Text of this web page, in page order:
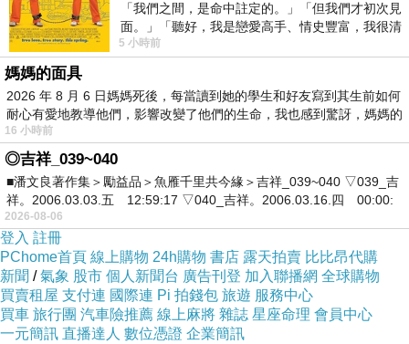
會讓人‥「等一小時」吧？
=====================================
=======================
※舊文整修，首舖於「新聞台」。2026.06.21.日
00:00:01
◎潘文良《魚雁千里共今緣》于立恩_003。
2005.02.24.四 23:09:43
https://mypaper.pchome.com.tw/avun01/post/138
5025715
※佈告於臉書。
※內存於：我的網站/01/B/B8/B8/B8x/001-
myw_01.htm
■標籤：#哈囉 #仔細 #文章 #現實 #題材 #生動 #懸
「我們之間，是命中註定的。」「但我們才初次見
面。」「聽好，我是戀愛高手、情史豐富，我很清
楚這種感覺，你我之間的那種感覺，現
5 小時前
媽媽的面具
2026 年 8 月 6 日媽媽死後，每當讀到她的學生和好友寫到其生前如何
耐心有愛地教導他們，影響改變了他們的生命，我也感到驚訝，媽媽的
16 小時前
◎吉祥_039~040
■潘文良著作集＞勵益品＞魚雁千里共今緣＞吉祥_039~040 ▽039_吉
祥。2006.03.03.五 12:59:17 ▽040_吉祥。2006.03.16.四 00:00:
2026-08-06
登入 註冊
PChome首頁 線上購物 24h購物 書店 露天拍賣 比比昂代購
新聞 /氣象 股市 個人新聞台 廣告刊登 加入聯播網 全球購物
買賣租屋 支付連 國際連 Pi 拍錢包 旅遊 服務中心
買車 旅行團 汽車險推薦 線上麻將 雜誌 星座命理 會員中心
一元簡訊 直播達人 數位憑證 企業簡訊